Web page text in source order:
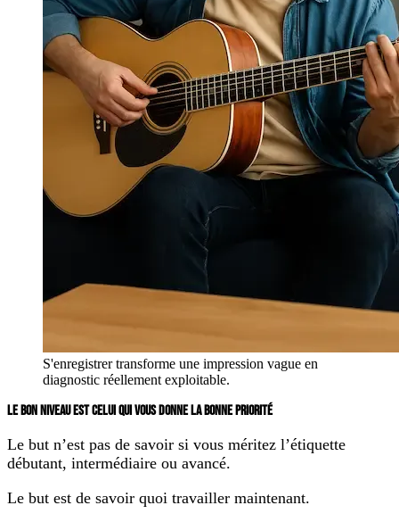
S'enregistrer transforme une impression vague en
diagnostic réellement exploitable.
LE BON NIVEAU EST CELUI QUI VOUS DONNE LA BONNE PRIORITÉ
Le but n’est pas de savoir si vous méritez l’étiquette
débutant, intermédiaire ou avancé.
Le but est de savoir quoi travailler maintenant.